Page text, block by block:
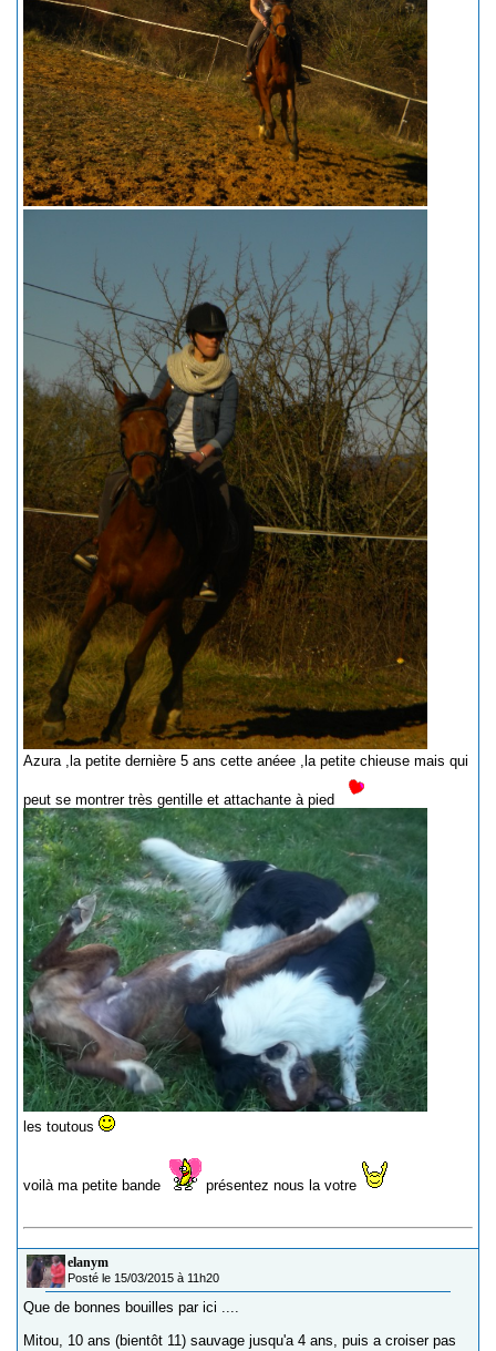
Azura ,la petite dernière 5 ans cette anéee ,la petite chieuse mais qui
peut se montrer très gentille et attachante à pied
les toutous
voilà ma petite bande présentez nous la votre
elanym
Posté le 15/03/2015 à 11h20
Que de bonnes bouilles par ici ....
Mitou, 10 ans (bientôt 11) sauvage jusqu'a 4 ans, puis a croiser pas